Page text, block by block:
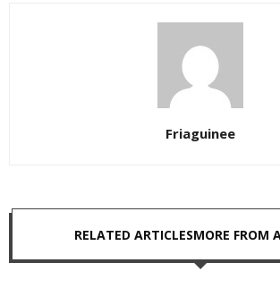
Friaguinee
RELATED ARTICLESMORE FROM